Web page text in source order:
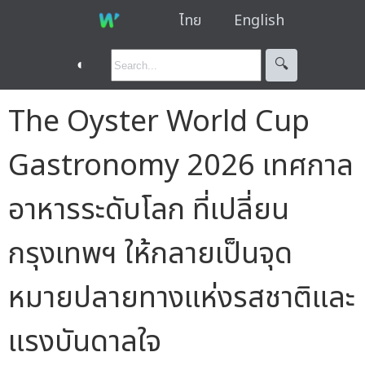
ไทย English
◐ 🔍︎
The Oyster World Cup
Gastronomy 2026 เทศกาล
อาหารระดับโลก ที่เปลี่ยน
กรุงเทพฯ ให้กลายเป็นจุด
หมายปลายทางแห่งรสชาติและ
แรงบันดาลใจ